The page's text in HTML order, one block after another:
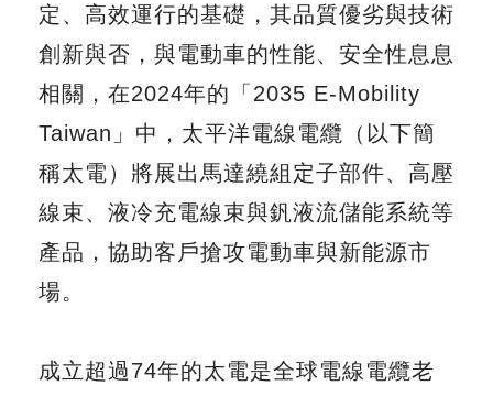
定、高效運行的基礎，其品質優劣與技術
創新與否，與電動車的性能、安全性息息
相關，在2024年的「2035 E-Mobility
Taiwan」中，太平洋電線電纜（以下簡
稱太電）將展出馬達繞組定子部件、高壓
線束、液冷充電線束與釩液流儲能系統等
產品，協助客戶搶攻電動車與新能源市
場。
成立超過74年的太電是全球電線電纜老